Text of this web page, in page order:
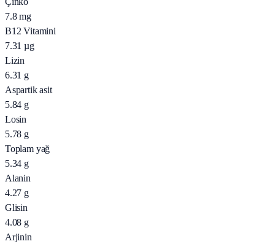
7.8 mg
B12 Vitamini
7.31 µg
Lizin
6.31 g
Aspartik asit
5.84 g
Losin
5.78 g
Toplam yağ
5.34 g
Alanin
4.27 g
Glisin
4.08 g
Arjinin